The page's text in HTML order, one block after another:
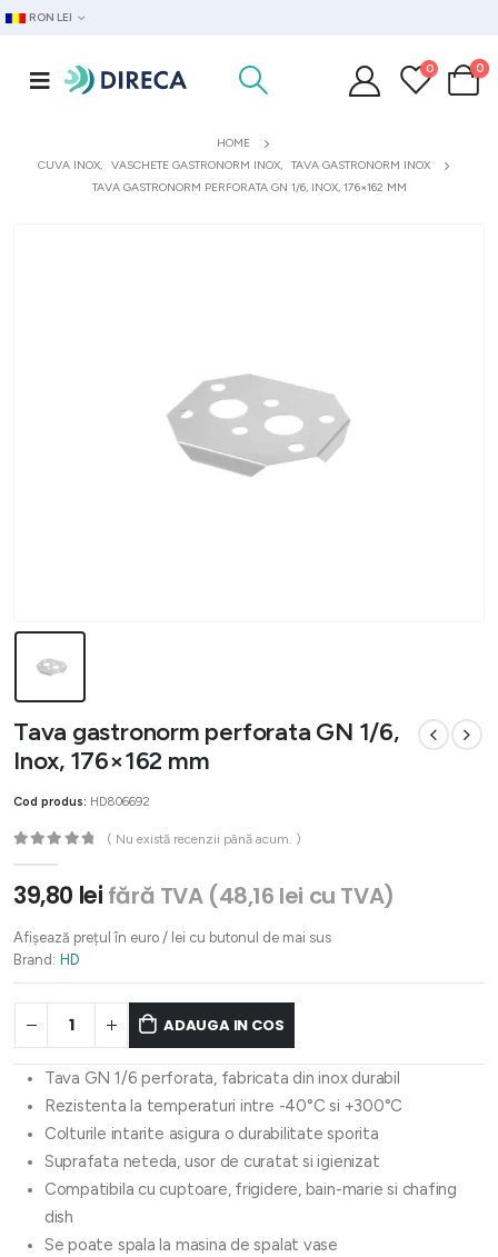
RON LEI
0 0
HOME
CUVA INOX, VASCHETE GASTRONORM INOX, TAVA GASTRONORM INOX
TAVA GASTRONORM PERFORATA GN 1/6, INOX, 176×162 MM
Tava gastronorm perforata GN 1/6,
Inox, 176×162 mm
Cod produs: HD806692
( Nu există recenzii până acum. )
39,80 lei fără TVA (48,16 lei cu TVA)
Afișează prețul în euro / lei cu butonul de mai sus
Brand: HD
ADAUGA IN COS
Tava GN 1/6 perforata, fabricata din inox durabil
Rezistenta la temperaturi intre -40°C si +300°C
Colturile intarite asigura o durabilitate sporita
Suprafata neteda, usor de curatat si igienizat
Compatibila cu cuptoare, frigidere, bain-marie si chafing
dish
Se poate spala la masina de spalat vase